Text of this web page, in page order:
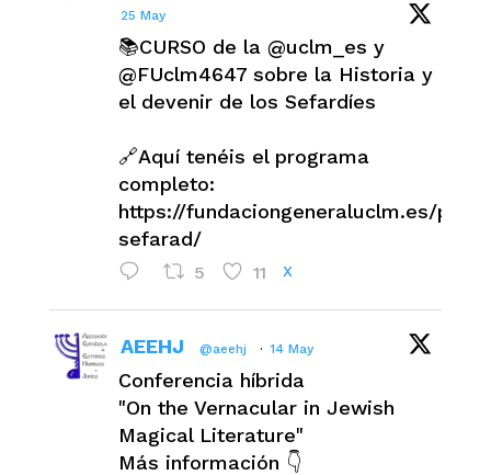
25 May
📚CURSO de la @uclm_es y
@FUclm4647 sobre la Historia y
el devenir de los Sefardíes
🔗Aquí tenéis el programa
completo:
https://fundaciongeneraluclm.es/
sefarad/
5 11 X
AEEHJ @aeehj · 14 May
Conferencia híbrida
"On the Vernacular in Jewish
Magical Literature"
Más información 👇